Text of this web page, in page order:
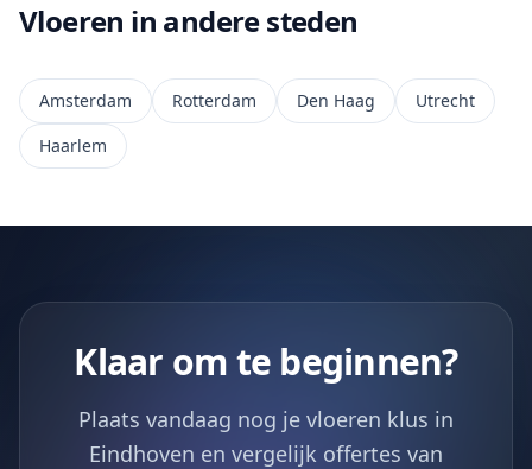
Vloeren in andere steden
Amsterdam Rotterdam Den Haag
Utrecht
Haarlem
Klaar om te beginnen?
Plaats vandaag nog je vloeren klus in
Eindhoven en vergelijk offertes van